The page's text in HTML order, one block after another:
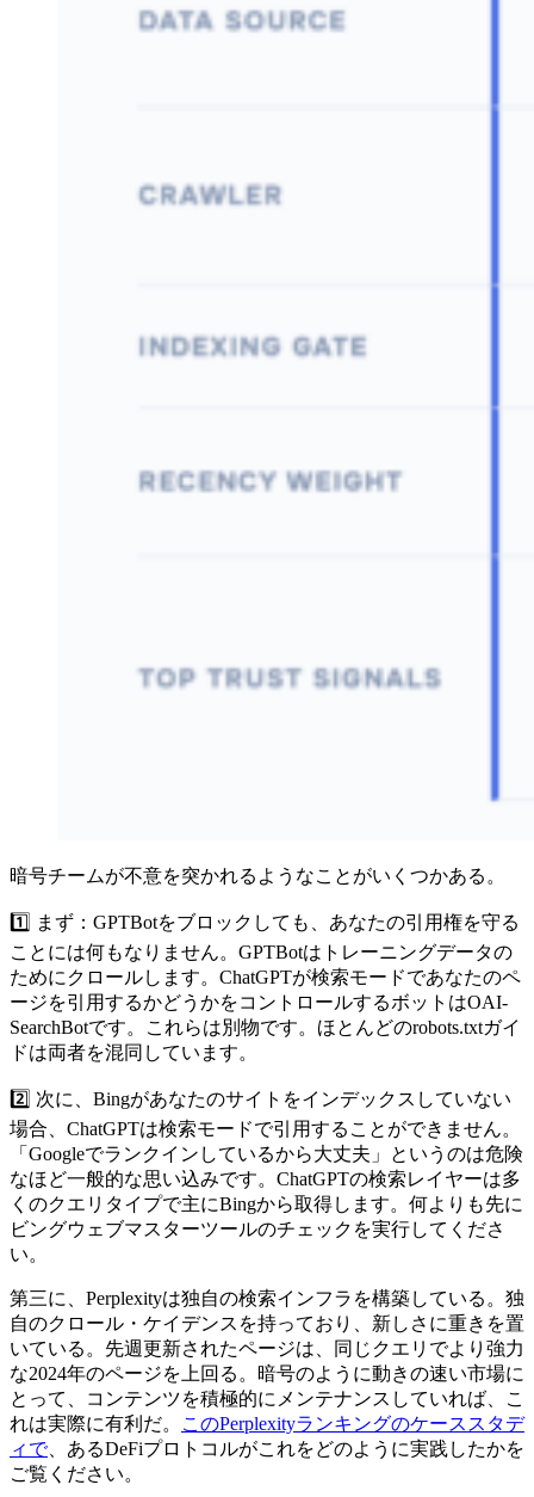
暗号チームが不意を突かれるようなことがいくつかある。
1️⃣ まず：GPTBotをブロックしても、あなたの引用権を守る
ことには何もなりません。GPTBotはトレーニングデータの
ためにクロールします。ChatGPTが検索モードであなたのペ
ージを引用するかどうかをコントロールするボットはOAI-
SearchBotです。これらは別物です。ほとんどのrobots.txtガイ
ドは両者を混同しています。
2️⃣ 次に、Bingがあなたのサイトをインデックスしていない
場合、ChatGPTは検索モードで引用することができません。
「Googleでランクインしているから大丈夫」というのは危険
なほど一般的な思い込みです。ChatGPTの検索レイヤーは多
くのクエリタイプで主にBingから取得します。何よりも先に
ビングウェブマスターツールのチェックを実行してくださ
い。
第三に、Perplexityは独自の検索インフラを構築している。独
自のクロール・ケイデンスを持っており、新しさに重きを置
いている。先週更新されたページは、同じクエリでより強力
な2024年のページを上回る。暗号のように動きの速い市場に
とって、コンテンツを積極的にメンテナンスしていれば、こ
れは実際に有利だ。
このPerplexityランキングのケーススタデ
ィで、あるDeFiプロトコルがこれをどのように実践したかを
ご覧ください。